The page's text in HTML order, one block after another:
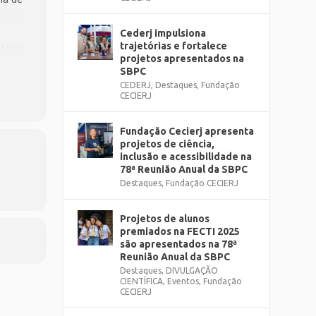
Cederj impulsiona
trajetórias e fortalece
projetos apresentados na
SBPC
CEDERJ, Destaques, Fundação
CECIERJ
Fundação Cecierj apresenta
projetos de ciência,
inclusão e acessibilidade na
78ª Reunião Anual da SBPC
Destaques, Fundação CECIERJ
Projetos de alunos
premiados na FECTI 2025
são apresentados na 78ª
Reunião Anual da SBPC
Destaques, DIVULGAÇÃO
CIENTÍFICA, Eventos, Fundação
CECIERJ